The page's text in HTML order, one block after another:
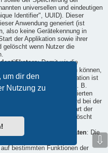
um dir den
Nutzung zu
universellen und eindeutigen
Identifier", UUID). Dieser
Anwendung generiert (ist
also keine Gerätekennung in
der Applikation sowie ihrer
gelöscht wenn Nutzer die
: Damit wir die
sicherstellen können,
Der die Identifikation ist
keine Klardaten, wie z. B.
oder der auf ihm installierten
ist. Dieser Identifikator wird bei der
bleibt zwischen dem Start der
gespeichert und wird gelöscht
entfernen.
auf Funktionen und Daten: Die
bestimmten Funktionen der
⇩